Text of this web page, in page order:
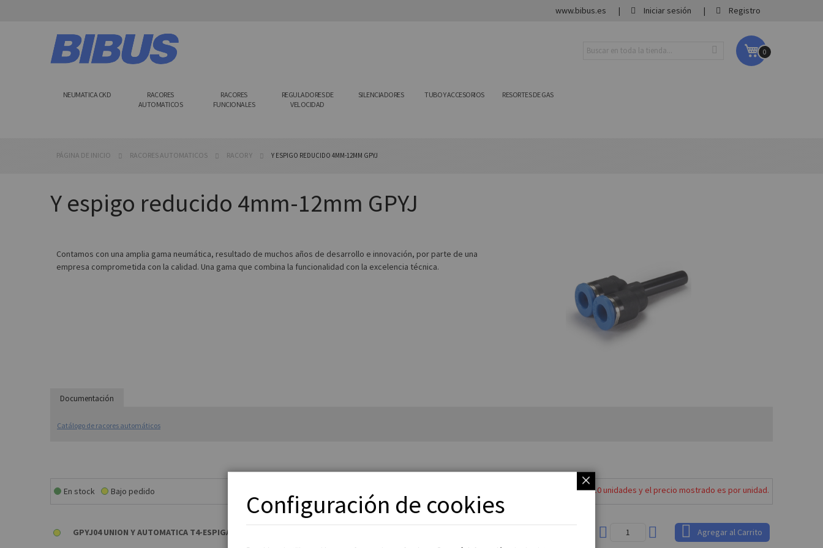
al
contenido
Mi carrito
0
www.bibus.es Iniciar sesión Registro
NEUMATICA CKD
RACORES
AUTOMATICOS
RACORES
FUNCIONALES
REGULADORES DE
VELOCIDAD
SILENCIADORES TUBO Y ACCESORIOS RESORTES DE GAS
PÁGINA DE INICIO RACORES AUTOMATICOS RACOR Y Y ESPIGO REDUCIDO 4MM-12MM GPYJ
Y espigo reducido 4mm-12mm GPYJ
Contamos con una amplia gama neumática, resultado de muchos años de desarrollo e innovación, por parte de una
empresa comprometida con la calidad. Una gama que combina la funcionalidad con la excelencia técnica.
Documentación
Catálogo de racores automáticos
En stock Bajo pedido Nota: Los racores se suministran en bolsas de 10 unidades y el precio mostrado es por unidad.
GPYJ04 UNION Y AUTOMATICA T4-ESPIGA D4 Agregar al Carrito
Configuración de cookies